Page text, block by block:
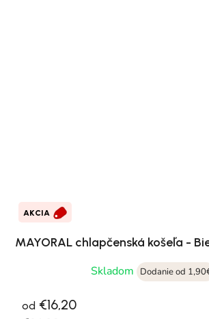
AKCIA
MAYORAL chlapčenská košeľa -
Skladom
Dodanie od
od €16,20